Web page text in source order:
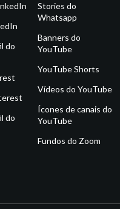
do
do
Stories do
Whatsapp
Banners do
YouTube
YouTube Shorts
Vídeos do YouTube
Ícones de canais do
YouTube
Fundos do Zoom